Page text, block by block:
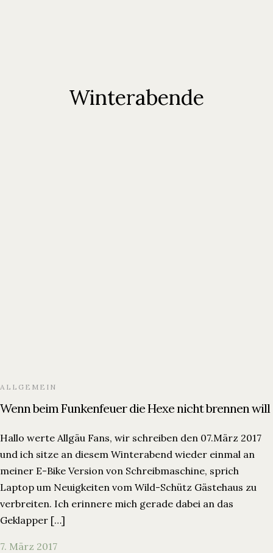
Winterabende
ALLGEMEIN
Wenn beim Funkenfeuer die Hexe nicht brennen will
Hallo werte Allgäu Fans, wir schreiben den 07.März 2017
und ich sitze an diesem Winterabend wieder einmal an
meiner E-Bike Version von Schreibmaschine, sprich
Laptop um Neuigkeiten vom Wild-Schütz Gästehaus zu
verbreiten. Ich erinnere mich gerade dabei an das
Geklapper […]
7. März 2017